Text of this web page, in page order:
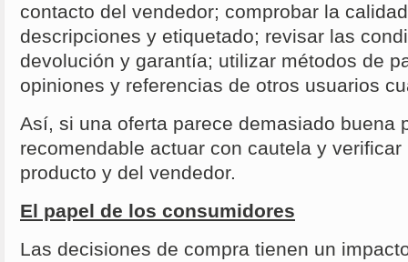
contacto del vendedor; comprobar la
descripciones y etiquetado; revisar las
devolución y garantía; utilizar métodos de
opiniones y referencias de otros usuarios
Así, si una oferta parece demasiado buena
recomendable actuar con cautela y
producto y del vendedor.
El papel de los consumidores
Las decisiones de compra tienen un